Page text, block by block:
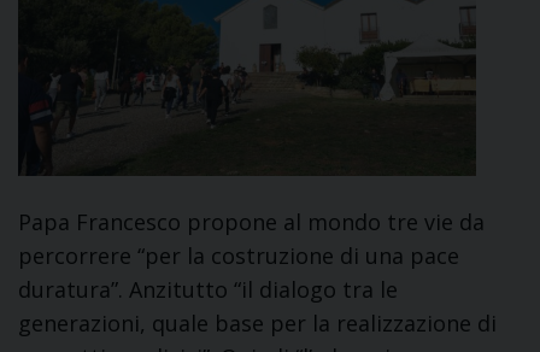
Papa Francesco propone al mondo tre vie da
percorrere “per la costruzione di una pace
duratura”. Anzitutto “il dialogo tra le
generazioni, quale base per la realizzazione di